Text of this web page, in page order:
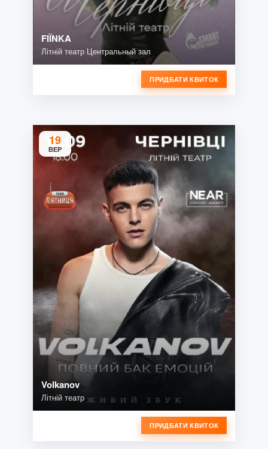
FIЇNKA
Літній театр Центральный зал
ПРИДБАТИ КВИТОК
19
ВЕР
Volkanov
Літній театр
ПРИДБАТИ КВИТОК